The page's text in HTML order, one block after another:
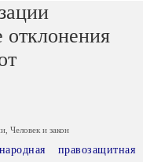
отклонения
Человек и закон
правозащитная